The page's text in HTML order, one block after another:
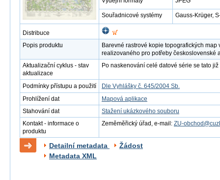
Souřadnicové systémy Gauss-Krüger,
Distribuce
Popis produktu
Barevné rastrové kopie topografických
realizovaného pro potřeby československé
Aktualizační cyklus - stav
aktualizace
Po naskenování celé datové série se tato
Podmínky přístupu a použití
Dle Vyhlášky č. 645/2004 Sb.
Prohlížení dat
Mapová aplikace
Stahování dat
Stažení ukázkového souboru
Kontakt - informace o
produktu
Zeměměřický úřad, e-mail: ZU-
Detailní metadata
Žádost
Metadata XML